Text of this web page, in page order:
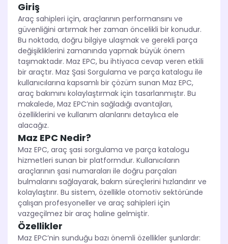
Giriş
Araç sahipleri için, araçlarının performansını ve
güvenliğini artırmak her zaman öncelikli bir konudur.
Bu noktada, doğru bilgiye ulaşmak ve gerekli parça
değişikliklerini zamanında yapmak büyük önem
taşımaktadır. Maz EPC, bu ihtiyaca cevap veren etkili
bir araçtır. Maz Şasi Sorgulama ve parça katalogu ile
kullanıcılarına kapsamlı bir çözüm sunan Maz EPC,
araç bakımını kolaylaştırmak için tasarlanmıştır. Bu
makalede, Maz EPC’nin sağladığı avantajları,
özelliklerini ve kullanım alanlarını detaylıca ele
alacağız.
Maz EPC Nedir?
Maz EPC, araç şasi sorgulama ve parça katalogu
hizmetleri sunan bir platformdur. Kullanıcıların
araçlarının şasi numaraları ile doğru parçaları
bulmalarını sağlayarak, bakım süreçlerini hızlandırır ve
kolaylaştırır. Bu sistem, özellikle otomotiv sektöründe
çalışan profesyoneller ve araç sahipleri için
vazgeçilmez bir araç haline gelmiştir.
Özellikler
Maz EPC’nin sunduğu bazı önemli özellikler şunlardır: